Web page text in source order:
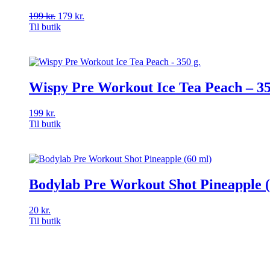
199kr. Den
oprindelige
199 kr..
179 kr.
179 kr..
Til butik
Wispy Pre Workout Ice Tea Peach –
199 kr.
Til butik
Bodylab Pre Workout Shot Pineapple
20 kr.
Til butik